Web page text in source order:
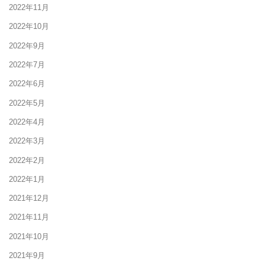
2022年11月
2022年10月
2022年9月
2022年7月
2022年6月
2022年5月
2022年4月
2022年3月
2022年2月
2022年1月
2021年12月
2021年11月
2021年10月
2021年9月